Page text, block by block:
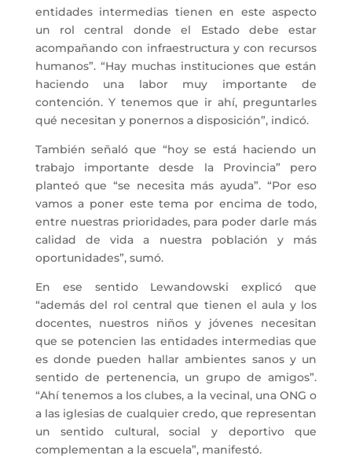
entidades intermedias tienen en este aspecto
un rol central donde el Estado debe estar
acompañando con infraestructura y con recursos
humanos”. “Hay muchas instituciones que están
haciendo una labor muy importante de
contención. Y tenemos que ir ahí, preguntarles
qué necesitan y ponernos a disposición”, indicó.
También señaló que “hoy se está haciendo un
trabajo importante desde la Provincia” pero
planteó que “se necesita más ayuda”. “Por eso
vamos a poner este tema por encima de todo,
entre nuestras prioridades, para poder darle más
calidad de vida a nuestra población y más
oportunidades”, sumó.
En ese sentido Lewandowski explicó que
“además del rol central que tienen el aula y los
docentes, nuestros niños y jóvenes necesitan
que se potencien las entidades intermedias que
es donde pueden hallar ambientes sanos y un
sentido de pertenencia, un grupo de amigos”.
“Ahí tenemos a los clubes, a la vecinal, una ONG o
a las iglesias de cualquier credo, que representan
un sentido cultural, social y deportivo que
complementan a la escuela”, manifestó.